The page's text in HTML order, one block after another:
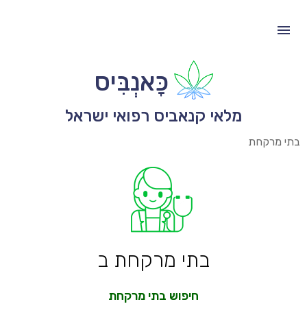
כָּאנְבִּיס
מלאי קנאביס רפואי ישראל
בתי מרקחת
בתי מרקחת ב
חיפוש בתי מרקחת